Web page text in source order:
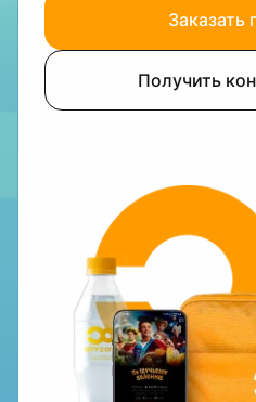
Заказать
Получить